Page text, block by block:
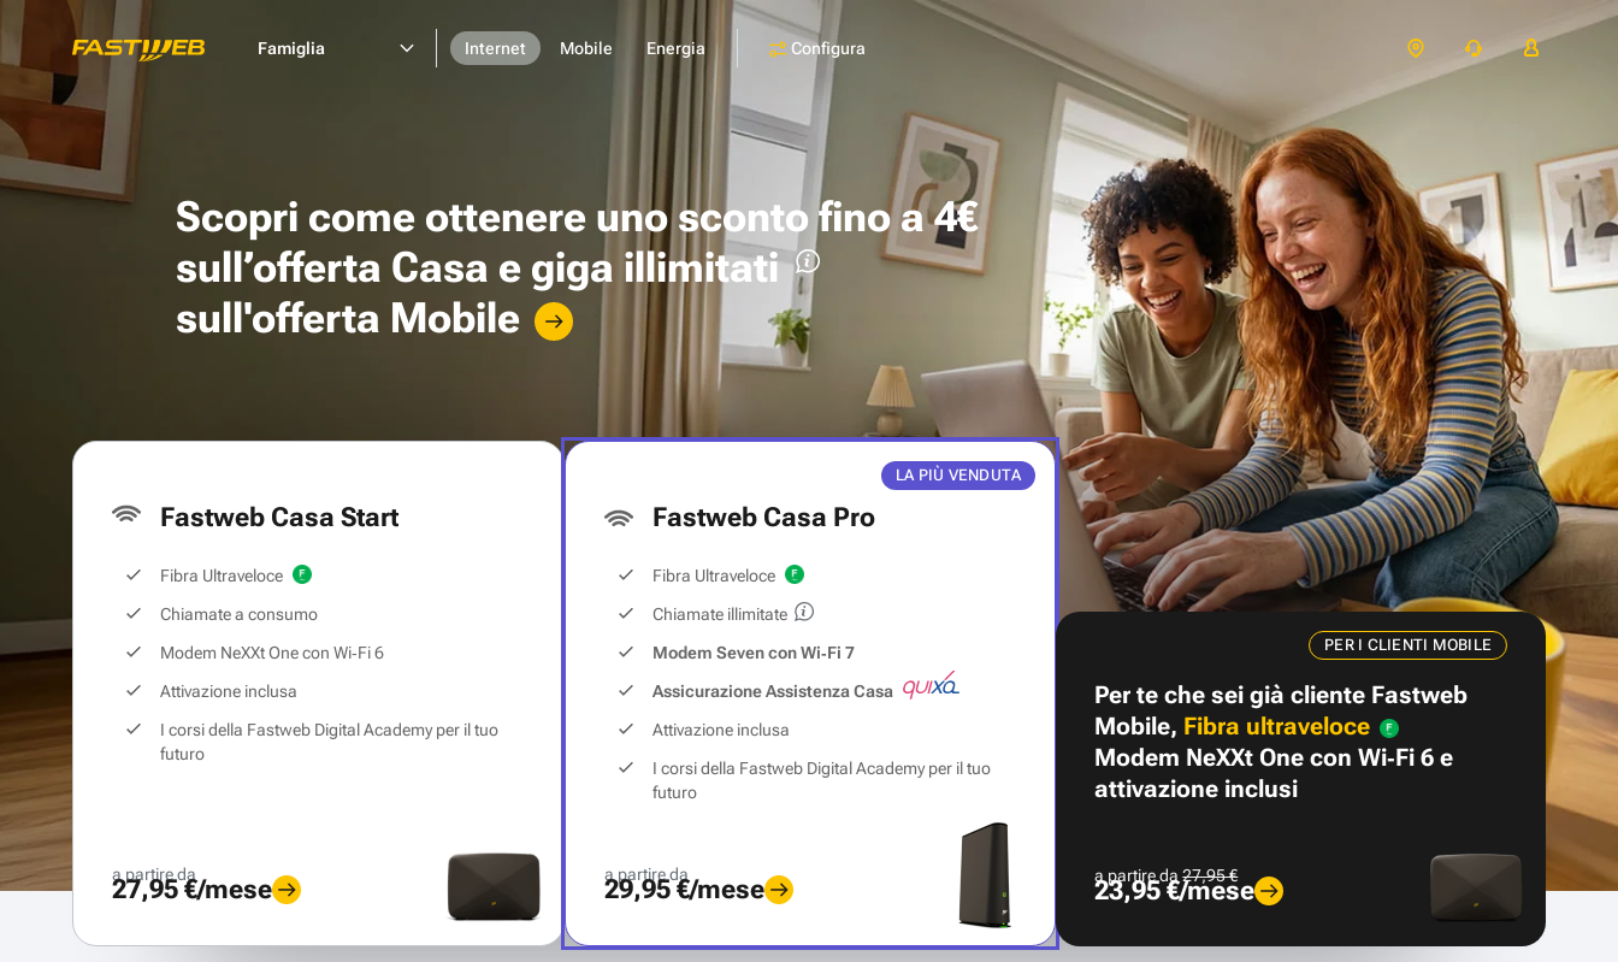
Famiglia Internet Mobile Energia Configura
Scopri come ottenere unosconto fino a 4€
sull’offerta Casa e giga illimitati
sull'offerta Mobile
Fastweb Casa Start
Fibra Ultraveloce
Chiamate a consumo
Modem NeXXt One con Wi‑Fi 6
Attivazione inclusa
I corsi della Fastweb Digital Academy per il tuo
futuro
a partire da
27,95 €/mese
LA PIÙ VENDUTA
Fastweb Casa Pro
Fibra Ultraveloce
Chiamate illimitate
Modem Seven con Wi‑Fi 7
Assicurazione Assistenza Casa
Attivazione inclusa
I corsi della Fastweb Digital Academy per il tuo
futuro
a partire da
29,95 €/mese
PER I CLIENTI MOBILE
Per te che sei già cliente Fastweb
Mobile, Fibra ultraveloce
Modem NeXXt One con Wi‑Fi 6 e
attivazione inclusi
a partire da27,95 €
23,95 €/mese